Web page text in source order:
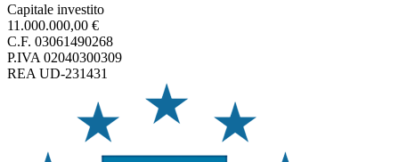
Capitale investito
11.000.000,00 €
C.F. 03061490268
P.IVA 02040300309
REA UD-231431